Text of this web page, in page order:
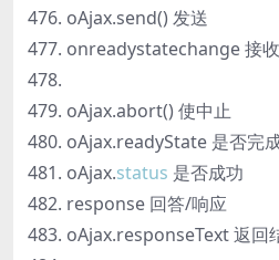
oAjax.send() 发送
onreadystatechange 接
oAjax.abort() 使中止
oAjax.readyState 是否完
oAjax.status 是否成功
response 回答/响应
oAjax.responseText 返回